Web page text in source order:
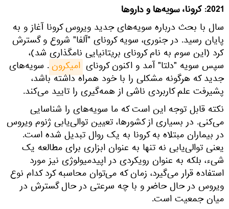
2021: کرونا، سویه‌ها و داروها
سال با بحث درباره سویه‌های جدید ویروس کرونا آغاز و به
پایان رسید. در جنوری، سویه کرونای "آلفا" شروع و گسترش
کرد (این سوم به نام کرونای بریتانیایی نامگذاری شد)،
سپس سویه "دلتا" آمد و اکنون کرونای امیکرون. سویه‌های
جدید که هرگونه مشکلی را با خود همراه داشته باشد،
پشیرفت علم کاربردی ناشی از همه‌گیری را تایید می‌کند.
نکته قابل توجه این است که ما سویه‌های را شناسایی
می‌کنی. در بسیاری از کشورها، تعیین توالی‌یابی ژنوم‌ ویروس
در بیماران مبتلاه به کرونا به یک روال تبدیل شده است.
یعنی توالی‌یابی نه تنها به عنوان ابزاری برای مطالعه یک
شیء، بلکه به عنوان رویکردی در اپیدمیولوژی نیز مورد
استفاده قرار می‌گیرد، زمان که می‌توان محاسبه کرد کدام نوع
ویروس در حال حاضر و با چه سرعتی در حال گسترش در
میان جمعیت است.